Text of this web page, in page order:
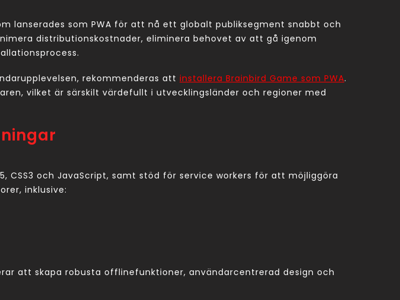
lanserades som PWA för att nå ett globalt publiksegment snabbt och
distributionskostnader, eliminera behovet av att gå igenom
rekommenderas att installera Brainbird Game som PWA.
vilket är särskilt värdefullt i utvecklingsländer och regioner med
CSS3 och JavaScript, samt stöd för service workers för att möjliggöra
inklusive:
att skapa robusta offlinefunktioner, användarcentrerad design och